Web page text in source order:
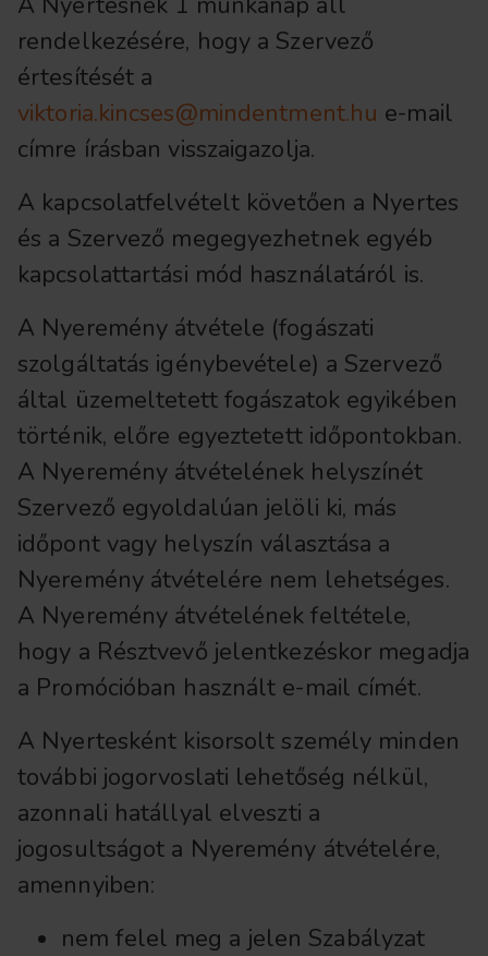
rendelkezésére, hogy a Szervező
értesítését a
viktoria.kincses@mindentment.hu e-mail
címre írásban visszaigazolja.
A kapcsolatfelvételt követően a Nyertes
és a Szervező megegyezhetnek egyéb
kapcsolattartási mód használatáról is.
A Nyeremény átvétele (fogászati
szolgáltatás igénybevétele) a Szervező
által üzemeltetett fogászatok egyikében
történik, előre egyeztetett időpontokban.
A Nyeremény átvételének helyszínét
Szervező egyoldalúan jelöli ki, más
időpont vagy helyszín választása a
Nyeremény átvételére nem lehetséges.
A Nyeremény átvételének feltétele,
hogy a Résztvevő jelentkezéskor megadja
a Promócióban használt e-mail címét.
A Nyertesként kisorsolt személy minden
további jogorvoslati lehetőség nélkül,
azonnali hatállyal elveszti a
jogosultságot a Nyeremény átvételére,
amennyiben:
nem felel meg a jelen Szabályzat